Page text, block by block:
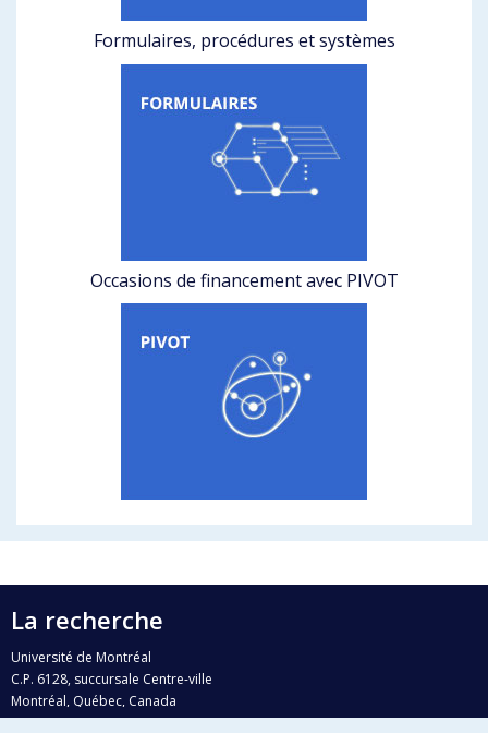
Formulaires, procédures et systèmes
Occasions de financement avec PIVOT
La recherche
Université de Montréal
C.P. 6128, succursale Centre-ville
Montréal, Québec, Canada
H3C 3J7